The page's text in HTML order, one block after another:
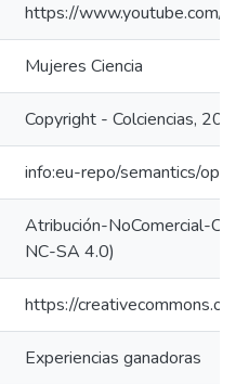
https://www.youtube.com/
Mujeres Ciencia
Copyright - Colciencias,
info:eu-repo/semantics/
Atribución-NoComercial-
NC-SA 4.0)
https://
Experiencias ganadoras